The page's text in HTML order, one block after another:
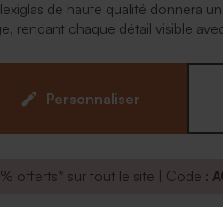
de haute qualité donnera
rendant chaque détail visible
la conserver pendant des
unique.
:
Couleur de la police
Personnaliser
offerts* sur tout le site | Code :